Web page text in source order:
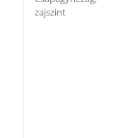
zajszint